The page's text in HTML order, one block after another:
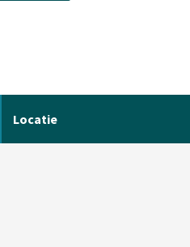
Locatie